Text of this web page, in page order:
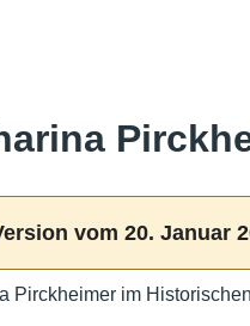
vom 20. Januar
Pirckheimer im